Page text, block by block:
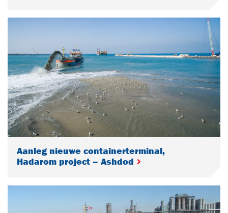
Aanleg nieuwe containerterminal,
Hadarom project – Ashdod